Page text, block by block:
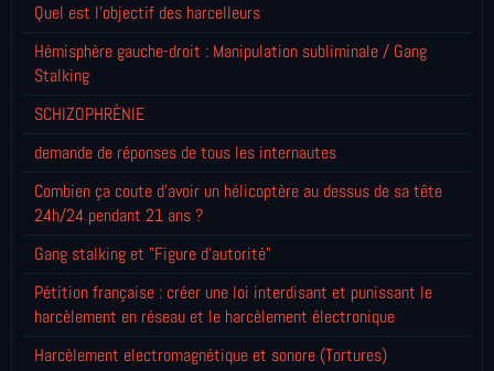
Quel est l'objectif des harcelleurs
Hémisphère gauche-droit : Manipulation subliminale / Gang
Stalking
SCHIZOPHRÈNIE
demande de réponses de tous les internautes
Combien ça coute d'avoir un hélicoptère au dessus de sa tête
24h/24 pendant 21 ans ?
Gang stalking et "Figure d'autorité"
Pétition française : créer une loi interdisant et punissant le
harcèlement en réseau et le harcèlement électronique
Harcèlement electromagnétique et sonore (Tortures)